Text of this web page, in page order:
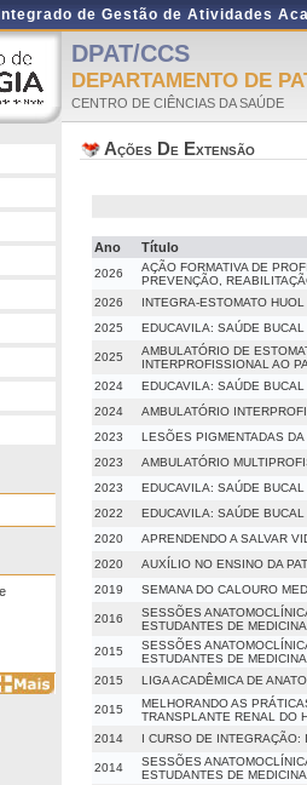
de Gestão de Atividades
DPAT/CCS
DEPARTAMENTO DE
CENTRO DE CIÊNCIAS DA SAÚDE
Ações De Extensão
Ano Título
2026
AÇÃO FORMATIVA DE
PREVENÇÃO,
2026
INTEGRA-ESTOMATO HUOL
2025
EDUCAVILA: SAÚDE
2025
AMBULATÓRIO DE
INTERPROFISSIONAL AO
2024
EDUCAVILA: SAÚDE BUCAL
2024
AMBULATÓRIO
2023
LESÕES PIGMENTADAS
2023
AMBULATÓRIO
2023
EDUCAVILA: SAÚDE BUCAL
2022
EDUCAVILA: SAÚDE BUCAL
2020
APRENDENDO A SALVAR
2020
AUXÍLIO NO ENSINO DA
2019
SEMANA DO CALOURO
2016
SESSÕES
ESTUDANTES DE
2015
SESSÕES
ESTUDANTES DE MEDICINA
2015
LIGA ACADÊMICA DE
2015
MELHORANDO AS
TRANSPLANTE RENAL DO
2014
I CURSO DE INTEGRAÇÃO:
2014
SESSÕES
ESTUDANTES DE